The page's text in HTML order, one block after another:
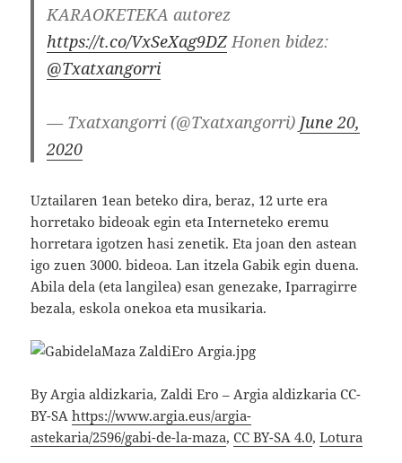
KARAOKETEKA autorez
https://t.co/VxSeXag9DZHonen bidez:
@Txatxangorri
— Txatxangorri (@Txatxangorri) June 20,
2020
Uztailaren 1ean beteko dira, beraz, 12 urte era
horretako bideoak egin eta Interneteko eremu
horretara igotzen hasi zenetik. Eta joan den astean
igo zuen 3000. bideoa. Lan itzela Gabik egin duena.
Abila dela (eta langilea) esan genezake, Iparragirre
bezala, eskola onekoa eta musikaria.
By Argia aldizkaria, Zaldi Ero – Argia aldizkaria CC-
BY-SAhttps://www.argia.eus/argia-
astekaria/2596/gabi-de-la-maza,CC BY-SA 4.0,Lotura